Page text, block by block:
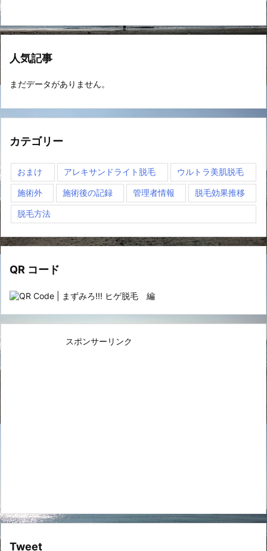
人気記事
まだデータがありません。
カテゴリー
おまけ アレキサンドライト脱毛 ウルトラ美肌脱毛
施術外 施術後の記録 管理者情報 脱毛効果推移
脱毛方法
QR コード
スポンサーリンク
Tweet